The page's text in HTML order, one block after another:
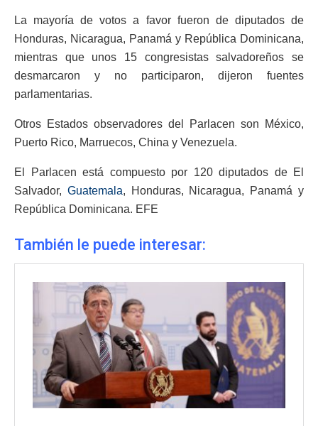
La mayoría de votos a favor fueron de diputados de
Honduras, Nicaragua, Panamá y República Dominicana,
mientras que unos 15 congresistas salvadoreños se
desmarcaron y no participaron, dijeron fuentes
parlamentarias.
Otros Estados observadores del Parlacen son México,
Puerto Rico, Marruecos, China y Venezuela.
El Parlacen está compuesto por 120 diputados de El
Salvador, Guatemala, Honduras, Nicaragua, Panamá y
República Dominicana. EFE
También le puede interesar: